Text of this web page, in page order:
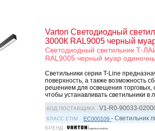
Varton Светодиодный
3000К RAL9005 черный
Светодиодный светильник Т-
RAL9005 черный муар
Светильники серии T-Line
поверхность, а также возможность
решением для освещения торговых,
чтобы устанавливать светильники в
КОД ПОСТАВЩИКА V1-R0-90033-
КЛАСС ETIM EC000109- Светильник
БРЕНД